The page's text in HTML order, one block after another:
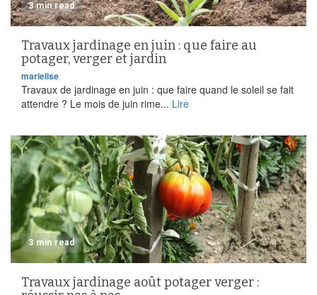
3 min read
Travaux jardinage en juin : que faire au
potager, verger et jardin
marielise
Travaux de jardinage en juin : que faire quand le soleil se fait
attendre ? Le mois de juin rime... Lire
3 min read
Travaux jardinage août potager verger :